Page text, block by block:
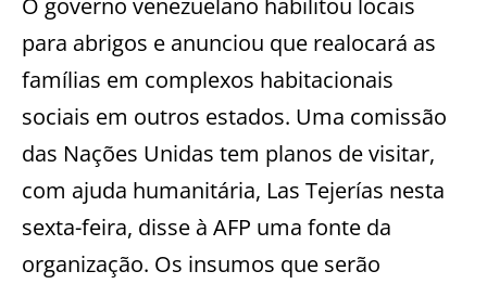
para abrigos e anunciou que realocará as
famílias em complexos habitacionais
sociais em outros estados. Uma comissão
das Nações Unidas tem planos de visitar,
com ajuda humanitária, Las Tejerías nesta
sexta-feira, disse à AFP uma fonte da
organização. Os insumos que serão